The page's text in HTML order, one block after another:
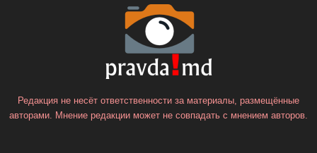
Редакция не несёт ответственности за материалы, размещённые
авторами. Мнение редакции может не совпадать с мнением авторов.